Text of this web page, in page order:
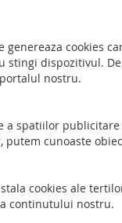
genereaza cookies
stingi dispozitivul.
nostru.
a spatiilor
cunoaste
cookies ale
continutului nostru.